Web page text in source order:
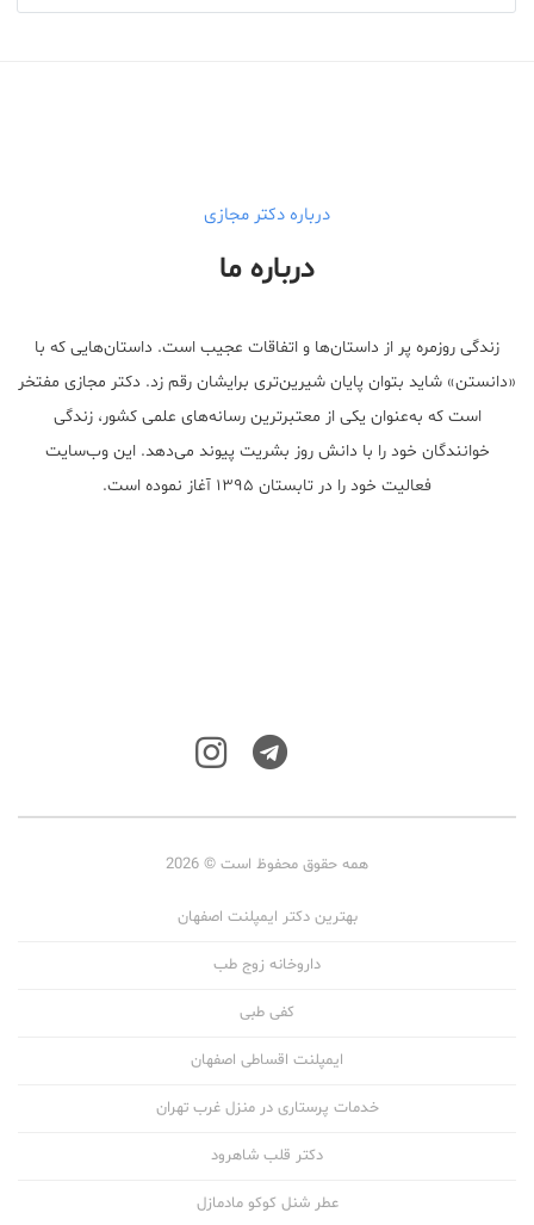
درباره دکتر مجازی
درباره ما
زندگی روزمره پر از داستان‌ها و اتفاقات عجیب است. داستان‌هایی که با
«دانستن» شاید بتوان پایان شیرین‌تری برایشان رقم زد. دکتر مجازی مفتخر
است که به‌عنوان یکی از معتبر‌ترین رسانه‌های علمی کشور، زندگی
خوانندگان خود را با دانش روز بشریت پیوند می‌دهد. این وب‌سایت
فعالیت خود را در تابستان ۱۳۹۵ آغاز نموده است.
همه حقوق محفوظ است © 2026
بهترین دکتر ایمپلنت اصفهان
داروخانه زوج طب
کفی طبی
ایمپلنت اقساطی اصفهان
خدمات پرستاری در منزل غرب تهران
دکتر قلب شاهرود
عطر شنل کوکو مادمازل